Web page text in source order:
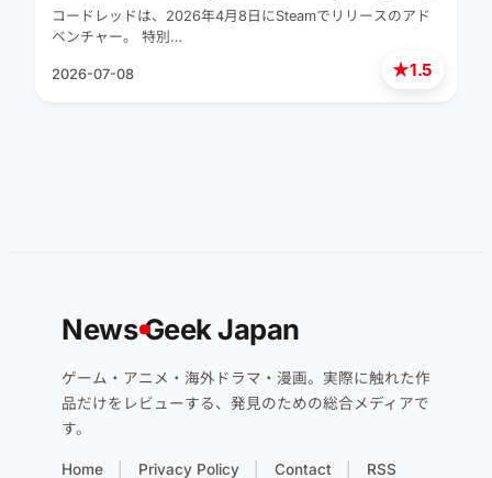
★1.5
コードレッドは、2026年4月8日にSteamでリリースのアド
ベンチャー。 特別…
2026-07-08
NewsGeek Japan
ゲーム・アニメ・海外ドラマ・漫画。実際に触れた作
品だけをレビューする、発見のための総合メディアで
す。
Home Privacy Policy Contact RSS